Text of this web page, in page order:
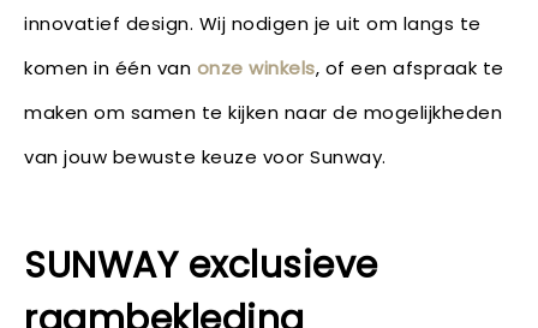
innovatief design. Wij nodigen je uit om langs te
komen in één van onze winkels, of een afspraak te
maken om samen te kijken naar de mogelijkheden
van jouw bewuste keuze voor Sunway.
SUNWAY exclusieve